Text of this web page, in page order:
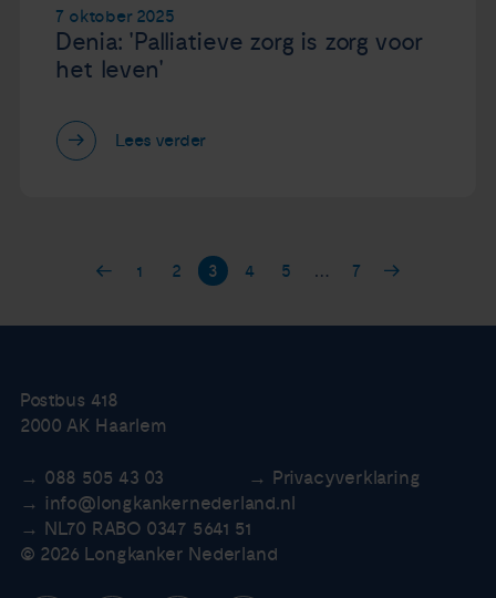
7 oktober 2025
Denia: 'Palliatieve zorg is zorg voor
het leven'
Lees verder
1 2 3 4 5 … 7
Postbus 418
2000 AK Haarlem
088 505 43 03
Privacyverklaring
info@longkankernederland.nl
NL70 RABO 0347 5641 51
© 2026 Longkanker Nederland